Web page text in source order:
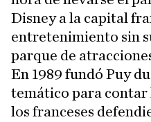
Disney a la capital
entretenimiento sin
parque de
En 1989 fundó Puy
temático para contar
los franceses